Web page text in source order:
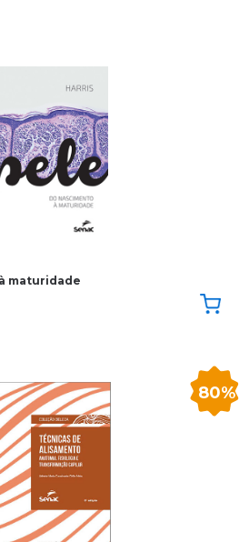
maturidade
80%